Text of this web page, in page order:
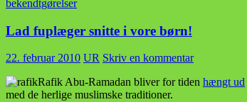
bekendtgørelser
Lad fuplæger snitte i vore børn!
22. februar 2010 UR Skriv en kommentar
Rafik Abu-Ramadan bliver for tiden hængt ud
med de herlige muslimske traditioner.